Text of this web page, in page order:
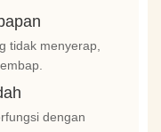
tidak menyerap,
dengan